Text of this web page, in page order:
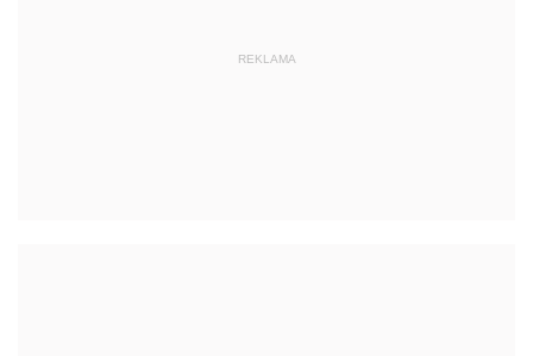
REKLAMA